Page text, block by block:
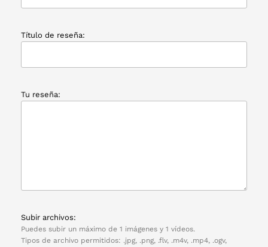
Título de reseña:
Tu reseña:
Subir archivos:
Puedes subir un máximo de 1 imágenes y 1 vídeos.
Tipos de archivo permitidos: .jpg, .png, .flv, .m4v, .mp4, .ogv,